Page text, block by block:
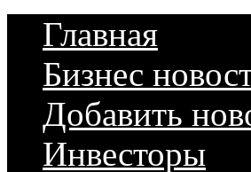
Главная
Бизнес
Добавить
Инвесторы